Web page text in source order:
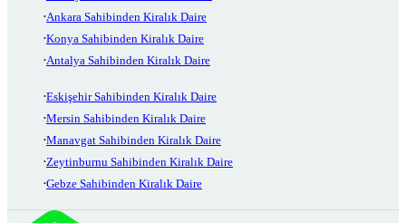
Ankara Sahibinden Kiralık Daire
Konya Sahibinden Kiralık Daire
Antalya Sahibinden Kiralık Daire
Eskişehir Sahibinden Kiralık Daire
Mersin Sahibinden Kiralık Daire
Manavgat Sahibinden Kiralık Daire
Zeytinburnu Sahibinden Kiralık Daire
Gebze Sahibinden Kiralık Daire